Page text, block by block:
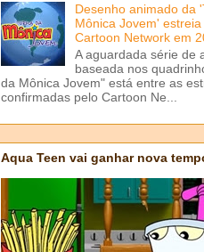
Desenho animado da
Mônica Jovem' estreia
Cartoon Network em
A aguardada série de
baseada nos
da Mônica Jovem" está entre as
confirmadas pelo Cartoon Ne...
Aqua Teen vai ganhar nova